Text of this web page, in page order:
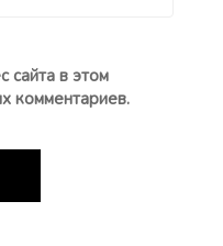
сайта в этом
комментариев.